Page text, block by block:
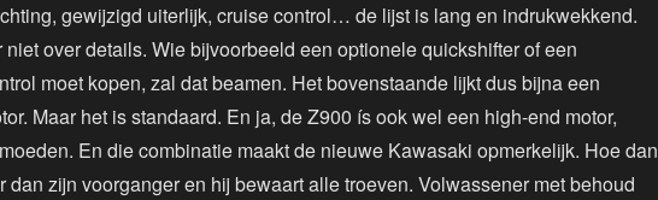
gewijzigd uiterlijk, cruise control… de lijst is lang en indrukwekkend.
over details. Wie bijvoorbeeld een optionele quickshifter of een
moet kopen, zal dat beamen. Het bovenstaande lijkt dus bijna een
Maar het is standaard. En ja, de Z900 ís ook wel een high-end motor,
En die combinatie maakt de nieuwe Kawasaki opmerkelijk. Hoe dan
zijn voorganger en hij bewaart alle troeven. Volwassener met behoud